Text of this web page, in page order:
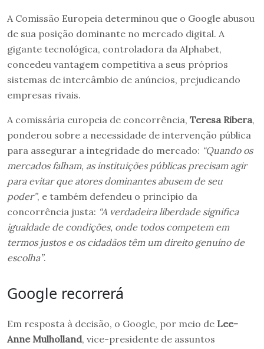
A Comissão Europeia determinou que o Google abusou
de sua posição dominante no mercado digital. A
gigante tecnológica, controladora da Alphabet,
concedeu vantagem competitiva a seus próprios
sistemas de intercâmbio de anúncios, prejudicando
empresas rivais.
A comissária europeia de concorrência, Teresa Ribera,
ponderou sobre a necessidade de intervenção pública
para assegurar a integridade do mercado: “Quando os
mercados falham, as instituições públicas precisam agir
para evitar que atores dominantes abusem de seu
poder”, e também defendeu o princípio da
concorrência justa: “A verdadeira liberdade significa
igualdade de condições, onde todos competem em
termos justos e os cidadãos têm um direito genuíno de
escolha”.
Google recorrerá
Em resposta à decisão, o Google, por meio de Lee-
Anne Mulholland, vice-presidente de assuntos